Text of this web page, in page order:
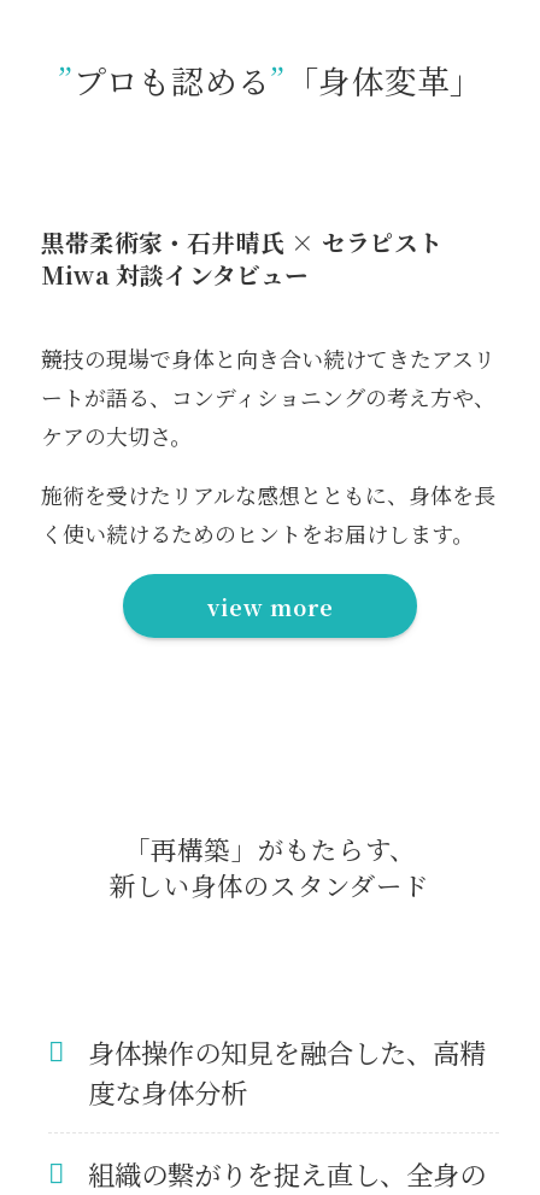
”プロも認める” 「身体変革」
黒帯柔術家・石井晴氏 × セラピスト
Miwa 対談インタビュー
競技の現場で身体と向き合い続けてきたアスリ
ートが語る、コンディショニングの考え方や、
ケアの大切さ。
施術を受けたリアルな感想とともに、身体を長
く使い続けるためのヒントをお届けします。
view more
「再構築」がもたらす、
新しい身体のスタンダード
身体操作の知見を融合した、高精
度な身体分析
組織の繋がりを捉え直し、全身の